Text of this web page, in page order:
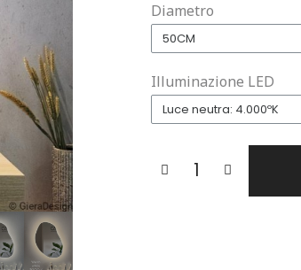
Diametro
Illuminazione LED